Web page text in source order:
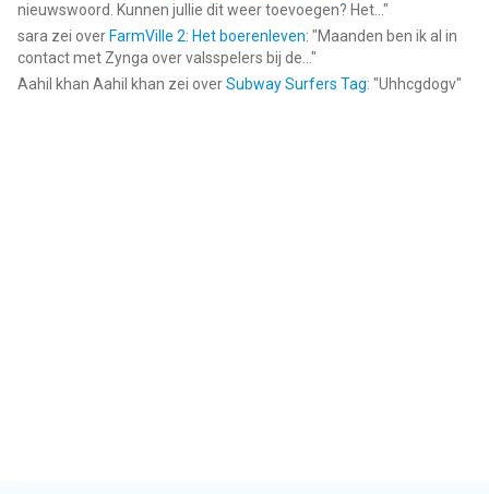
nieuwswoord. Kunnen jullie dit weer toevoegen? Het... "
sara zei over FarmVille 2: Het boerenleven: "Maanden ben ik al in
contact met Zynga over valsspelers bij de... "
Aahil khan Aahil khan zei overSubway Surfers Tag: "Uhhcgdogv"